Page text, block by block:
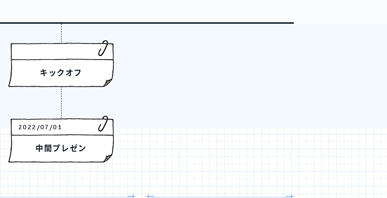
キックオフ
2022/07/01
中間プレゼン